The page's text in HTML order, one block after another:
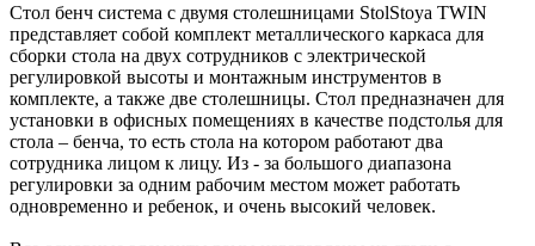
Стол бенч система с двумя столешницами StolStoya TWIN
представляет собой комплект металлического каркаса для
сборки стола на двух сотрудников с электрической
регулировкой высоты и монтажным инструментов в
комплекте, а также две столешницы. Стол предназначен для
установки в офисных помещениях в качестве подстолья для
стола – бенча, то есть стола на котором работают два
сотрудника лицом к лицу. Из - за большого диапазона
регулировки за одним рабочим местом может работать
одновременно и ребенок, и очень высокий человек.